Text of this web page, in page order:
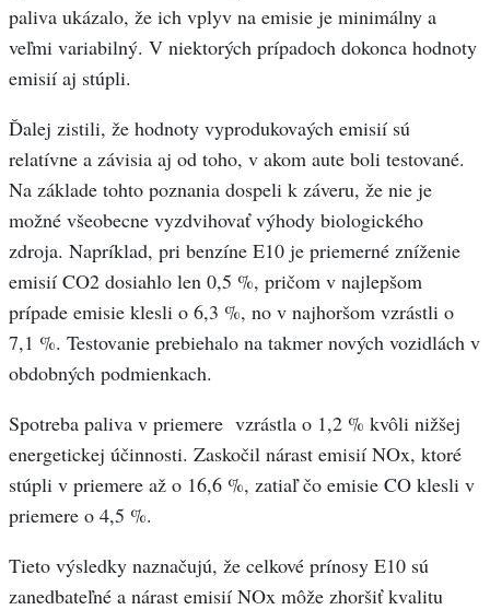
paliva ukázalo, že ich vplyv na emisie je minimálny a
veľmi variabilný. V niektorých prípadoch dokonca hodnoty
emisií aj stúpli.
Ďalej zistili, že hodnoty vyprodukovaých emisií sú
relatívne a závisia aj od toho, v akom aute boli testované.
Na základe tohto poznania dospeli k záveru, že nie je
možné všeobecne vyzdvihovať výhody biologického
zdroja. Napríklad, pri benzíne E10 je priemerné zníženie
emisií CO2 dosiahlo len 0,5 %, pričom v najlepšom
prípade emisie klesli o 6,3 %, no v najhoršom vzrástli o
7,1 %. Testovanie prebiehalo na takmer nových vozidlách v
obdobných podmienkach.
Spotreba paliva v priemere vzrástla o 1,2 % kvôli nižšej
energetickej účinnosti. Zaskočil nárast emisií NOx, ktoré
stúpli v priemere až o 16,6 %, zatiaľ čo emisie CO klesli v
priemere o 4,5 %.
Tieto výsledky naznačujú, že celkové prínosy E10 sú
zanedbateľné a nárast emisií NOx môže zhoršiť kvalitu